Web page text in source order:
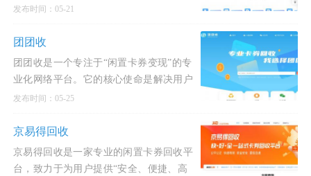
中闲置或即将过期的电子卡券（如购物
发布时间：05-21
团团收
团团收是一个专注于“闲置卡券变现”的专
业化网络平台。它的核心使命是解决用户
手中闲置或未使用完的购物卡、礼品卡、
发布时间：05-25
京易得回收
京易得回收是一家专业的闲置卡券回收平
台，致力于为用户提供“安全、便捷、高